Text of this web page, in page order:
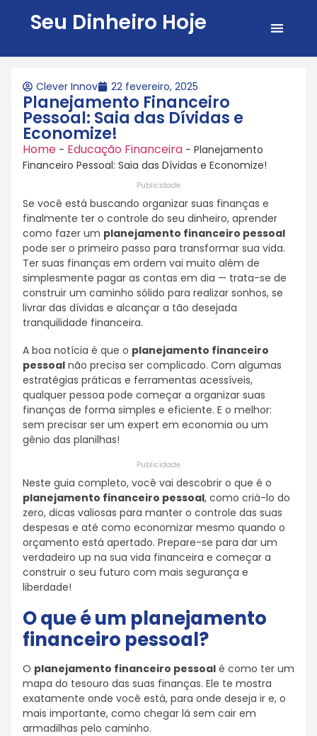
Seu Dinheiro Hoje
Clever Innov 22 fevereiro, 2025
Planejamento Financeiro
Pessoal: Saia das Dívidas e
Economize!
Home - Educação Financeira - Planejamento
Financeiro Pessoal: Saia das Dívidas e Economize!
Publicidade
Se você está buscando organizar suas finanças e
finalmente ter o controle do seu dinheiro, aprender
como fazer um planejamento financeiro pessoal
pode ser o primeiro passo para transformar sua vida.
Ter suas finanças em ordem vai muito além de
simplesmente pagar as contas em dia — trata-se de
construir um caminho sólido para realizar sonhos, se
livrar das dívidas e alcançar a tão desejada
tranquilidade financeira.
A boa notícia é que o planejamento financeiro
pessoal não precisa ser complicado. Com algumas
estratégias práticas e ferramentas acessíveis,
qualquer pessoa pode começar a organizar suas
finanças de forma simples e eficiente. E o melhor:
sem precisar ser um expert em economia ou um
gênio das planilhas!
Publicidade
Neste guia completo, você vai descobrir o que é o
planejamento financeiro pessoal, como criá-lo do
zero, dicas valiosas para manter o controle das suas
despesas e até como economizar mesmo quando o
orçamento está apertado. Prepare-se para dar um
verdadeiro up na sua vida financeira e começar a
construir o seu futuro com mais segurança e
liberdade!
O que é um planejamento
financeiro pessoal?
O planejamento financeiro pessoal é como ter um
mapa do tesouro das suas finanças. Ele te mostra
exatamente onde você está, para onde deseja ir e, o
mais importante, como chegar lá sem cair em
armadilhas pelo caminho.